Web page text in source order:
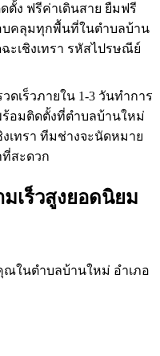
ตั้ง ฟรีค่าเดินสาย ยืมฟรี
บคลุมทุกพื้นที่ในตำบลบ้าน
ะเชิงเทรา รหัสไปรษณีย์
วดเร็วภายใน 1-3 วันทำการ
อมติดตั้งที่ตำบลบ้านใหม่
งเทรา ทีมช่างจะนัดหมาย
ที่สะดวก
เร็วสูงยอดนิยม
ณในตำบลบ้านใหม่ อำเภอ